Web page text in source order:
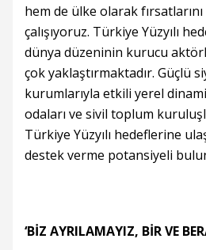
hem de ülke olarak
çalışıyoruz. Türkiye Yüzyılı
dünya düzeninin kurucu
çok yaklaştırmaktadır. Güçlü
kurumlarıyla etkili yerel
odaları ve sivil toplum
Türkiye Yüzyılı hedeflerine
destek verme potansiyeli
‘BİZ AYRILAMAYIZ, BİR VE